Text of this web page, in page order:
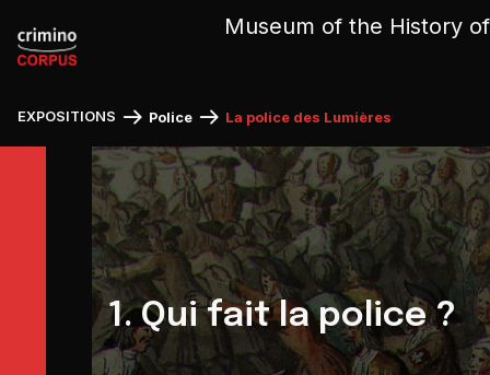
Museum of the History
EXPOSITIONS Police La police des Lumières
1. Qui fait la police ?
Cookies management panel